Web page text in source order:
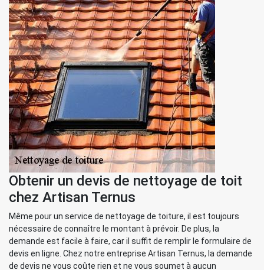
Obtenir un devis de nettoyage de toit
chez Artisan Ternus
Même pour un service de nettoyage de toiture, il est toujours
nécessaire de connaître le montant à prévoir. De plus, la
demande est facile à faire, car il suffit de remplir le formulaire de
devis en ligne. Chez notre entreprise Artisan Ternus, la demande
de devis ne vous coûte rien et ne vous soumet à aucun